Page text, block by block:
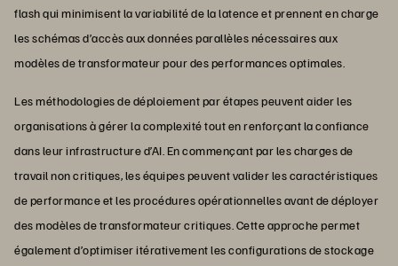
flash qui minimisent la variabilité de la latence et prennent en charge
les schémas d’accès aux données parallèles nécessaires aux
modèles de transformateur pour des performances optimales.
Les méthodologies de déploiement par étapes peuvent aider les
organisations à gérer la complexité tout en renforçant la confiance
dans leur infrastructure d’AI. En commençant par les charges de
travail non critiques, les équipes peuvent valider les caractéristiques
de performance et les procédures opérationnelles avant de déployer
des modèles de transformateur critiques. Cette approche permet
également d’optimiser itérativement les configurations de stockage